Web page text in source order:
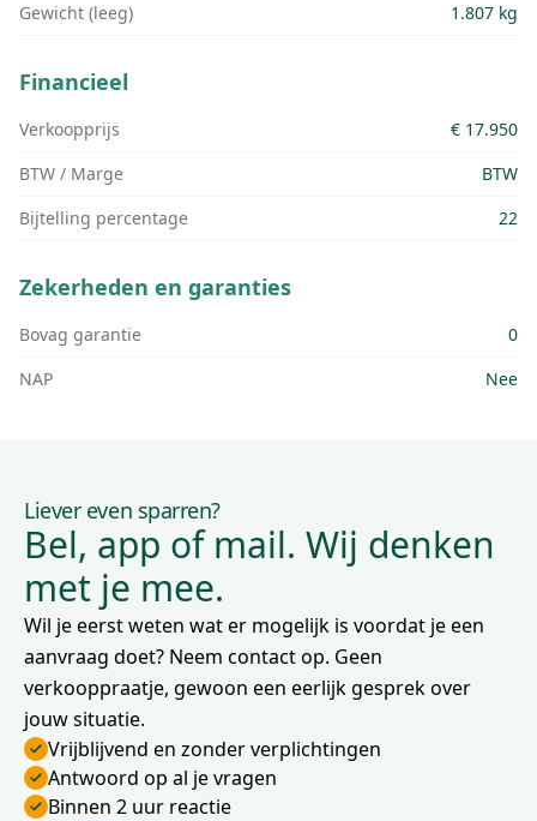
Gewicht (leeg)
1.807 kg
Financieel
Verkoopprijs
€ 17.950
BTW / Marge
BTW
Bijtelling percentage
22
Zekerheden en garanties
Bovag garantie
0
NAP
Nee
Liever even sparren?
Bel, app of mail. Wij denken
met je mee.
Wil je eerst weten wat er mogelijk is voordat je een
aanvraag doet? Neem contact op. Geen
verkooppraatje, gewoon een eerlijk gesprek over
jouw situatie.
Vrijblijvend en zonder verplichtingen
Antwoord op al je vragen
Binnen 2 uur reactie